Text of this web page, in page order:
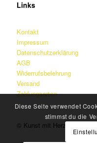
Links
Kontakt
Impressum
Datenschutzerklärung
AGB
Widerrufsbelehrung
Versand
Zahlungsarten
© Kunst mit Herz – Martin
Diese Seite verwendet
stimmst du die